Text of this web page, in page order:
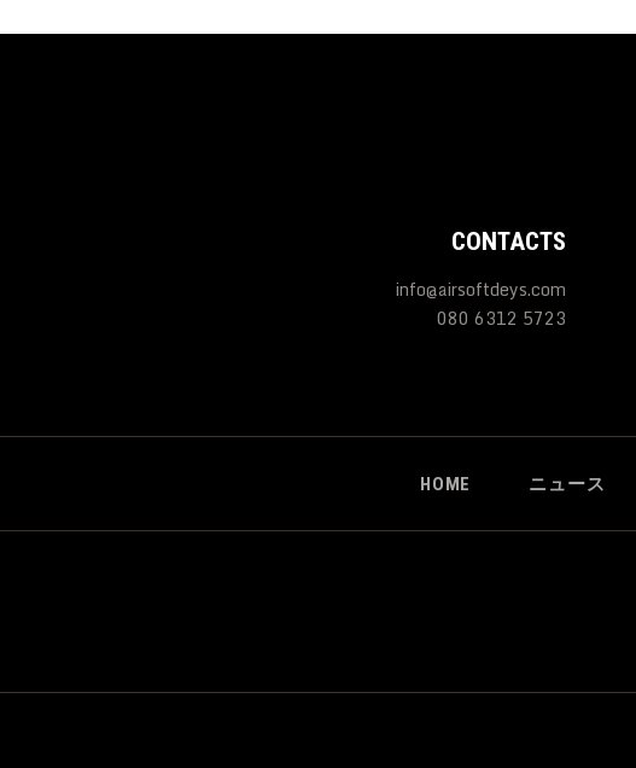
CONTACTS
info@airsoftdeys.com
080 6312 5723
HOME ニュース